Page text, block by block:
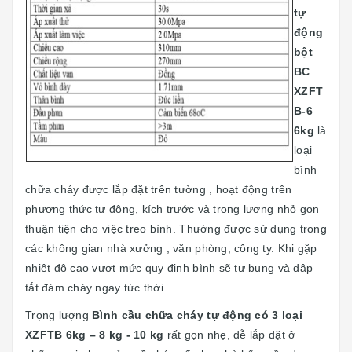
tự
động
bột
BC
XZFT
B-6
6kg là
loại
bình
chữa cháy được lắp đặt trên tường , hoạt động trên
phương thức tự động, kích trước và trọng lượng nhỏ gọn
thuận tiện cho việc treo bình. Thường được sử dụng trong
các không gian nhà xưởng , văn phòng, công ty. Khi gặp
nhiệt độ cao vượt mức quy định bình sẽ tự bung và dập
tắt đám cháy ngay tức thời.
Trọng lượng Bình cầu chữa cháy tự động có 3 loại
XZFTB 6kg – 8 kg - 10 kg rất gọn nhẹ, dễ lắp đặt ở